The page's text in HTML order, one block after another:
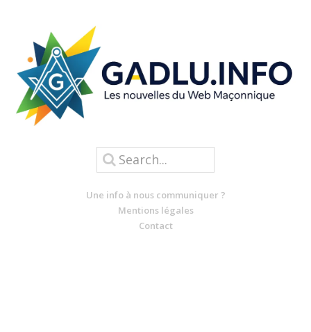
Une info à nous communiquer ?
Mentions légales
Contact